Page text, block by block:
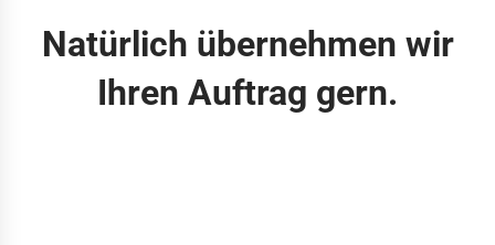
Natürlich übernehmen wir
Ihren Auftrag gern.